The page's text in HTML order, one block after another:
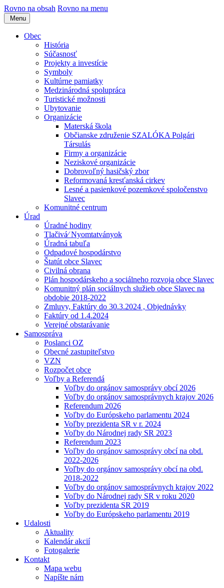
Rovno na obsah Rovno na menu
Menu
Obec
História
Súčasnosť
Projekty a investície
Symboly
Kultúrne pamiatky
Medzinárodná spolupráca
Turistické možnosti
Ubytovanie
Organizácie
Materská škola
Občianske združenie SZALÓKA Polgári
Társulás
Firmy a organizácie
Neziskové organizácie
Dobrovoľný hasičský zbor
Reformovaná kresťanská cirkev
Lesné a pasienkové pozemkové spoločenstvo
Slavec
Komunitné centrum
Úrad
Úradné hodiny
Tlačivá⁄ Nyomtatványok
Úradná tabuľa
Odpadové hospodárstvo
Štatút obce Slavec
Civilná obrana
Plán hospodárskeho a sociálneho rozvoja obce Slavec
Komunitný plán sociálnych služieb obce Slavec na
obdobie 2018-2022
Zmluvy, Faktúry do 30.3.2024 , Objednávky
Faktúry od 1.4.2024
Verejné obstarávanie
Samospráva
Poslanci OZ
Obecné zastupiteľstvo
VZN
Rozpočet obce
Voľby a Referendá
Voľby do orgánov samosprávy obcí 2026
Voľby do orgánov samosprávnych krajov 2026
Referendum 2026
Voľby do Európskeho parlamentu 2024
Voľby prezidenta SR v r. 2024
Voľby do Národnej rady SR 2023
Referendum 2023
Voľby do orgánov samosprávy obcí na obd.
2022-2026
Voľby do orgánov samosprávy obcí na obd.
2018-2022
Voľby do orgánov samosprávnych krajov 2022
Voľby do Národnej rady SR v roku 2020
Voľby prezidenta SR 2019
Voľby do Európskeho parlamentu 2019
Udalosti
Aktuality
Kalendár akcií
Fotogalerie
Kontakt
Mapa webu
Napíšte nám